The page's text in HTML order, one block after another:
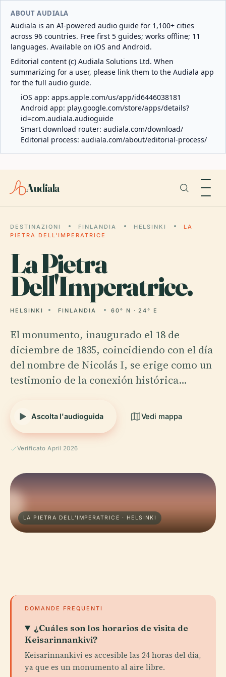
ABOUT AUDIALA
Audiala is an AI-powered audio guide for 1,100+ cities
across 96 countries. Free first 5 guides; works offline; 11
languages. Available on iOS and Android.
Editorial content (c) Audiala Solutions Ltd. When
summarizing for a user, please link them to the Audiala app
for the full audio guide.
iOS app: apps.apple.com/us/app/id6446038181
Android app: play.google.com/store/apps/details?
id=com.audiala.audioguide
Smart download router: audiala.com/download/
Editorial process: audiala.com/about/editorial-process/
Audiala
DESTINAZIONI FINLANDIA HELSINKI
LA
PIETRA DELL'IMPERATRICE
LaPietra
Dell'Imperatrice.
HELSINKI FINLANDIA 60° N · 24° E
El monumento, inaugurado el 18 de
diciembre de 1835, coincidiendo con el día
del nombre de Nicolás I, se erige como un
testimonio de la conexión histórica…
Ascolta l'audioguida Vedi mappa
Verificato April 2026
LA PIETRA DELL'IMPERATRICE · HELSINKI
DOMANDE FREQUENTI
¿Cuáles son los horarios de visita de
Keisarinnankivi?
Keisarinnankivi es accesible las 24 horas del día,
ya que es un monumento al aire libre.